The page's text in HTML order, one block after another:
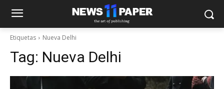
Etiquetas Nueva Delhi
Tag: Nueva Delhi